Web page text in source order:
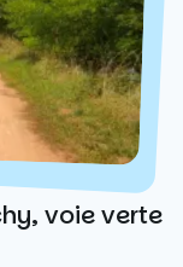
voie verte